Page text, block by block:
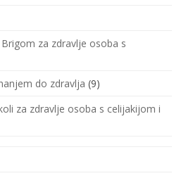
za zdravlje osoba s
do zdravlja (9)
za zdravlje osoba s celijakijom i